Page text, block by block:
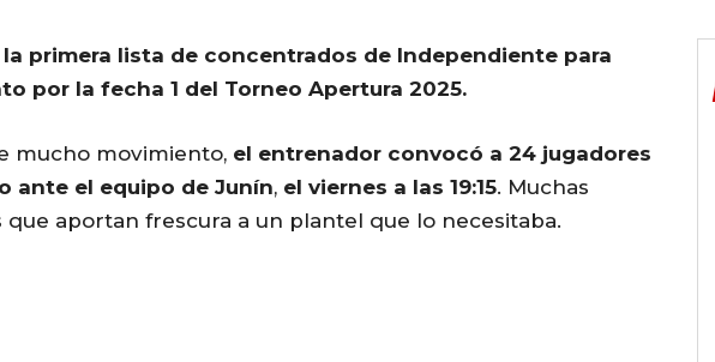
primera lista de concentrados de Independiente para
por la fecha 1 del Torneo Apertura 2025.
mucho movimiento, el entrenador convocó a 24 jugadores
ante el equipo de Junín, el viernes a las 19:15. Muchas
que aportan frescura a un plantel que lo necesitaba.